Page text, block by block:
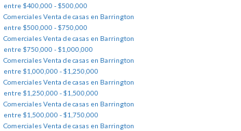
entre $400,000 - $500,000
Comerciales Venta de casas en Barrington
entre $500,000 - $750,000
Comerciales Venta de casas en Barrington
entre $750,000 - $1,000,000
Comerciales Venta de casas en Barrington
entre $1,000,000 - $1,250,000
Comerciales Venta de casas en Barrington
entre $1,250,000 - $1,500,000
Comerciales Venta de casas en Barrington
entre $1,500,000 - $1,750,000
Comerciales Venta de casas en Barrington